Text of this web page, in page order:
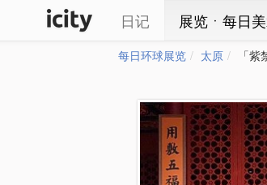
日记 展览ㆍ每日
每日环球展览 太原 「